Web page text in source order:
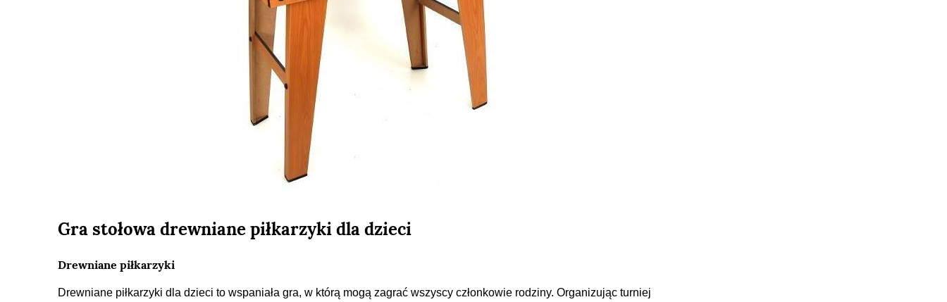
Gra stołowa drewniane piłkarzyki dla dzieci
Drewniane piłkarzyki
Drewniane piłkarzyki dla dzieci to wspaniała gra, w którą mogą zagrać wszyscy członkowie rodziny. Organizując turniej